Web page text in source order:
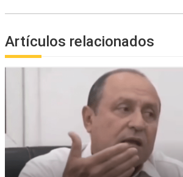
Artículos relacionados